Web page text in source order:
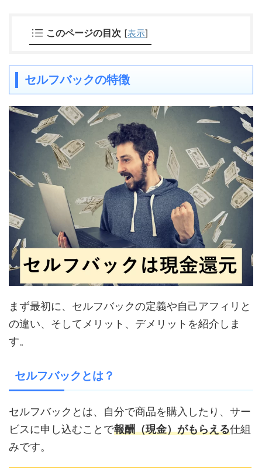
このページの目次 [表示]
セルフバックの特徴
まず最初に、セルフバックの定義や自己アフィリと
の違い、そしてメリット、デメリットを紹介しま
す。
セルフバックとは？
セルフバックとは、自分で商品を購入したり、サー
ビスに申し込むことで報酬（現金）がもらえる仕組
みです。